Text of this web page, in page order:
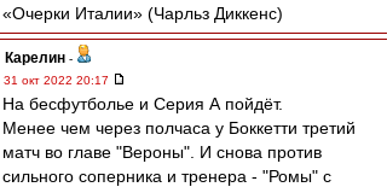
«Очерки Италии» (Чарльз Диккенс)
Карелин -
31 окт 2022 20:17
На бесфутболье и Серия А пойдёт.
Менее чем через полчаса у Боккетти третий
матч во главе "Вероны". И снова против
сильного соперника и тренера - "Ромы" с